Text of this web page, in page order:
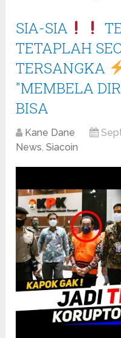
SIA-SIA
TETAPLAH
TERSANGKA
"MEMBELA
BISA
Kane Dane
News,Siacoin